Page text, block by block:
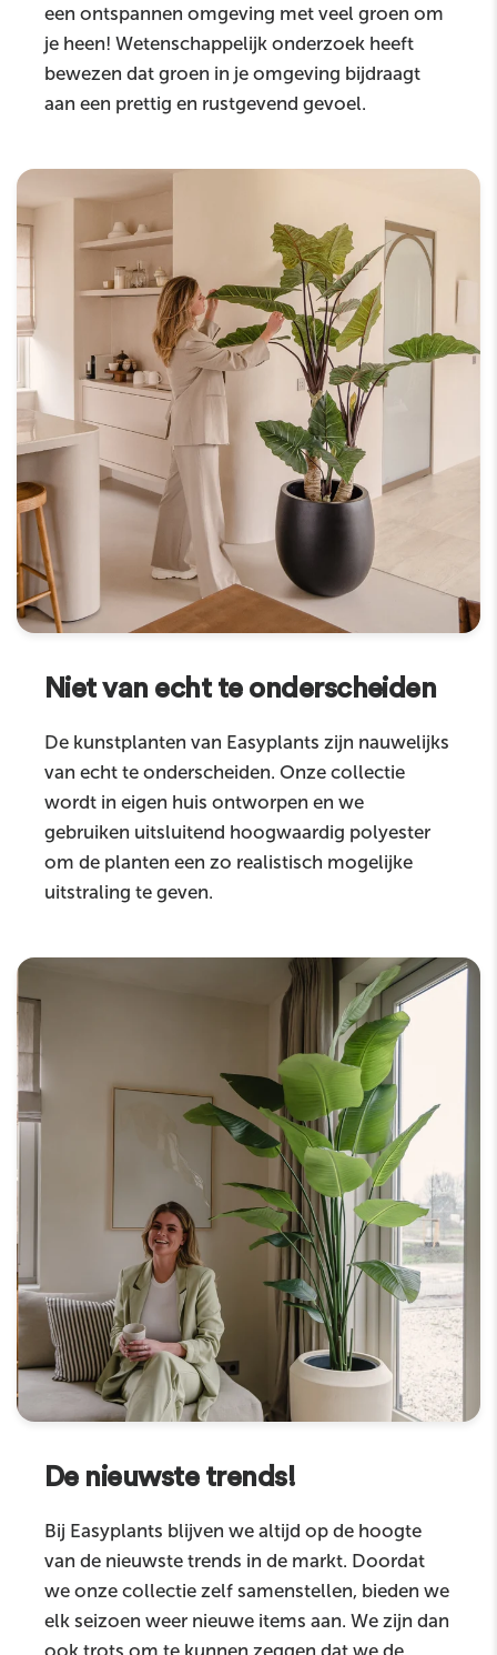
een ontspannen omgeving met veel groen om
je heen! Wetenschappelijk onderzoek heeft
bewezen dat groen in je omgeving bijdraagt
aan een prettig en rustgevend gevoel.
Niet van echt te onderscheiden
De kunstplanten van Easyplants zijn nauwelijks
van echt te onderscheiden. Onze collectie
wordt in eigen huis ontworpen en we
gebruiken uitsluitend hoogwaardig polyester
om de planten een zo realistisch mogelijke
uitstraling te geven.
De nieuwste trends!
Bij Easyplants blijven we altijd op de hoogte
van de nieuwste trends in de markt. Doordat
we onze collectie zelf samenstellen, bieden we
elk seizoen weer nieuwe items aan. We zijn dan
ook trots om te kunnen zeggen dat we de